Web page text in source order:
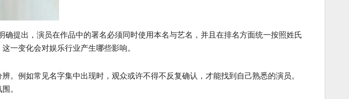
提出，演员在作品中的署名必须同时使用本名与艺名，并且在排名方面统一按照姓氏
一变化会对娱乐行业产生哪些影响。
。例如常见名字集中出现时，观众或许不得不反复确认，才能找到自己熟悉的演员。
。